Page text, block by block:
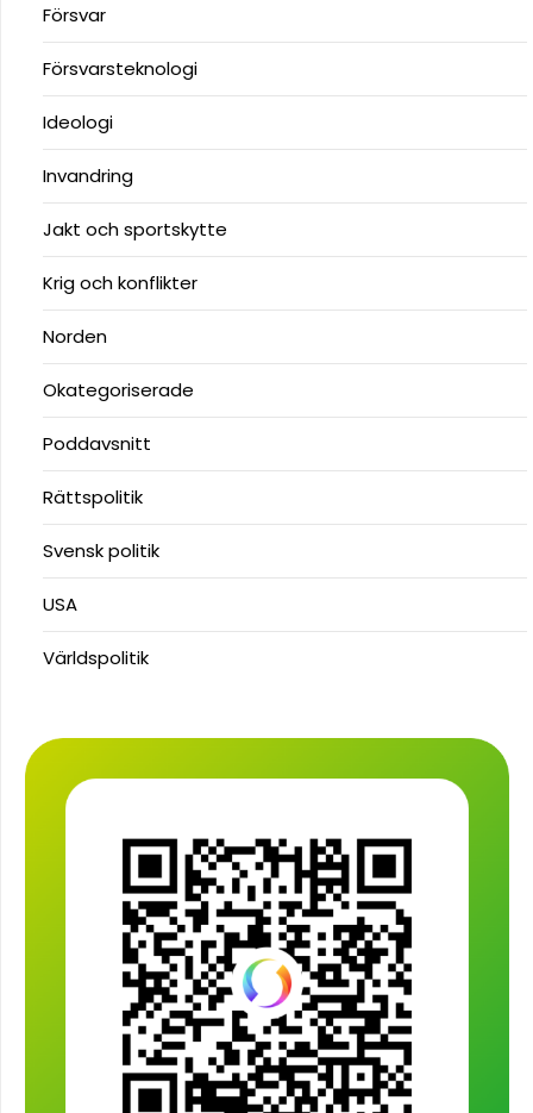
Försvar
Försvarsteknologi
Ideologi
Invandring
Jakt och sportskytte
Krig och konflikter
Norden
Okategoriserade
Poddavsnitt
Rättspolitik
Svensk politik
USA
Världspolitik